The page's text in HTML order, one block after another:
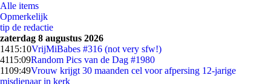
Alle items
Opmerkelijk
tip de redactie
zaterdag 8 augustus 2026
1415:10VrijMiBabes #316 (not very sfw!)
4115:09Random Pics van de Dag #1980
1109:49Vrouw krijgt 30 maanden cel voor afpersing 12-jarige
misdienaar in kerk